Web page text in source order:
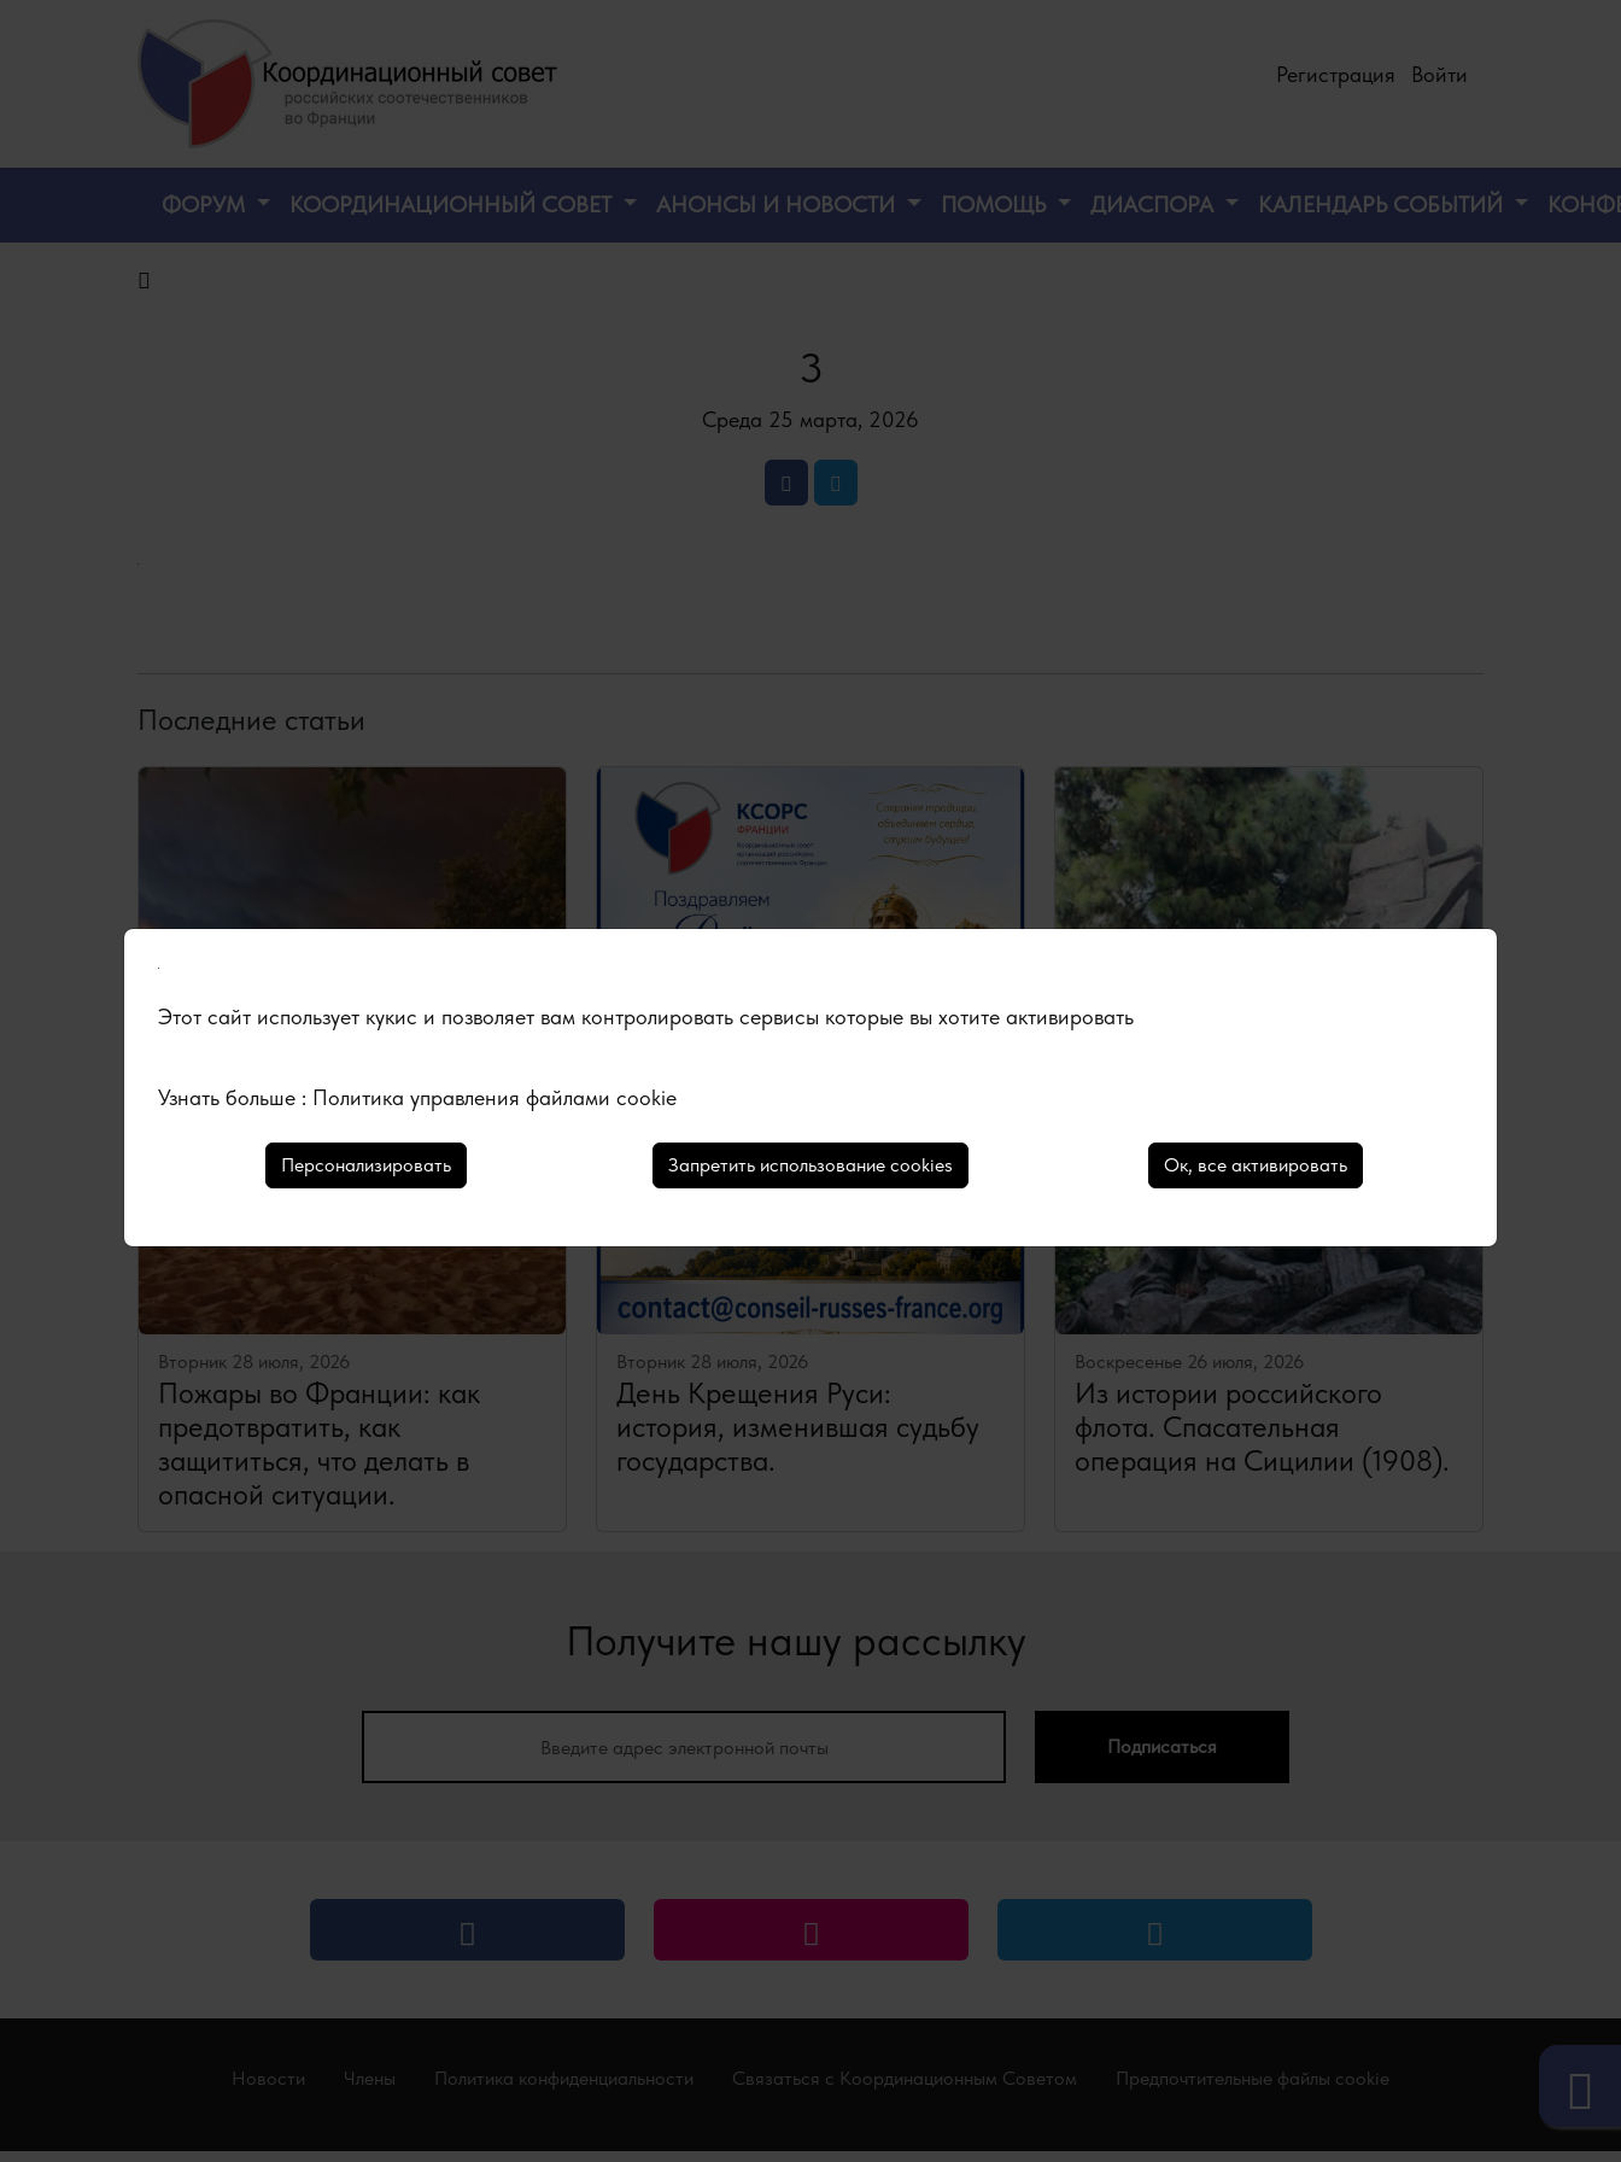
Регистрация Войти
ФОРУМ КООРДИНАЦИОННЫЙ СОВЕТ АНОНСЫ И НОВОСТИ ПОМОЩЬ ДИАСПОРА КАЛЕНДАРЬ СОБЫТИЙ
3
Среда 25 марта, 2026
Последние статьи
Вторник 28 июля, 2026
Пожары во Франции: как
предотвратить, как
защититься, что делать в
опасной ситуации.
Вторник 28 июля, 2026
День Крещения Руси:
история, изменившая судьбу
государства.
Воскресенье 26 июля, 2026
Из истории российского
флота. Спасательная
операция на Сицилии (1908).
Получите нашу рассылку
Подписаться
Новости Члены Политика конфиденциальности Связаться с Координационным Советом Предпочтительные файлы cookie
Этот сайт использует кукис и позволяет вам контролировать сервисы которые вы хотите активировать
Узнать больше : Политика управления файлами cookie
Персонализировать Запретить использование cookies Ок, все активировать